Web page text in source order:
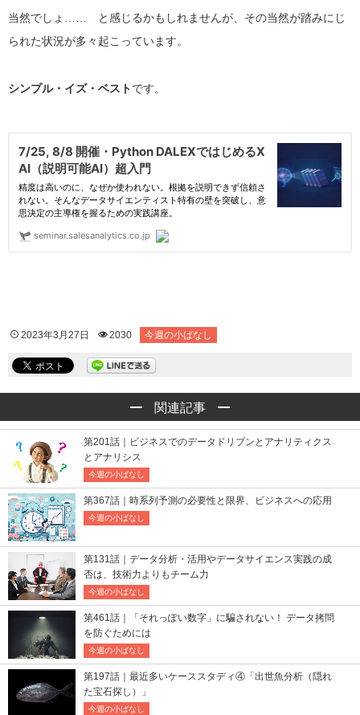
当然でしょ…… と感じるかもしれませんが、その当然が踏みにじ
られた状況が多々起こっています。
シンプル・イズ・ベストです。
2023年3月27日 2030 今週の小ばなし
関連記事
第201話｜ビジネスでのデータドリブンとアナリティクス
とアナリシス
今週の小ばなし
第367話｜時系列予測の必要性と限界、ビジネスへの応用
今週の小ばなし
第131話｜データ分析・活用やデータサイエンス実践の成
否は、技術力よりもチーム力
今週の小ばなし
第461話｜「それっぽい数字」に騙されない！ データ拷問
を防ぐためには
今週の小ばなし
第197話｜最近多いケーススタディ④「出世魚分析（隠れ
た宝石探し）」
今週の小ばなし